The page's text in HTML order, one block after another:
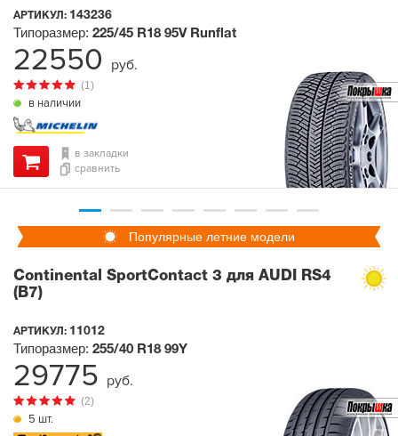
АРТИКУЛ: 143236
в наличии
(1)
Типоразмер: 225/45 R18 95V Runflat
в закладки
сравнить
22550 руб.
Популярные летние модели
Continental SportContact 3 для AUDI RS4
(B7)
АРТИКУЛ: 11012
5 шт.
(2)
Типоразмер: 255/40 R18 99Y
29775 руб.